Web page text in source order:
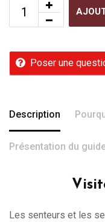
Poser une
Description
Présentation du
Les senteurs et les